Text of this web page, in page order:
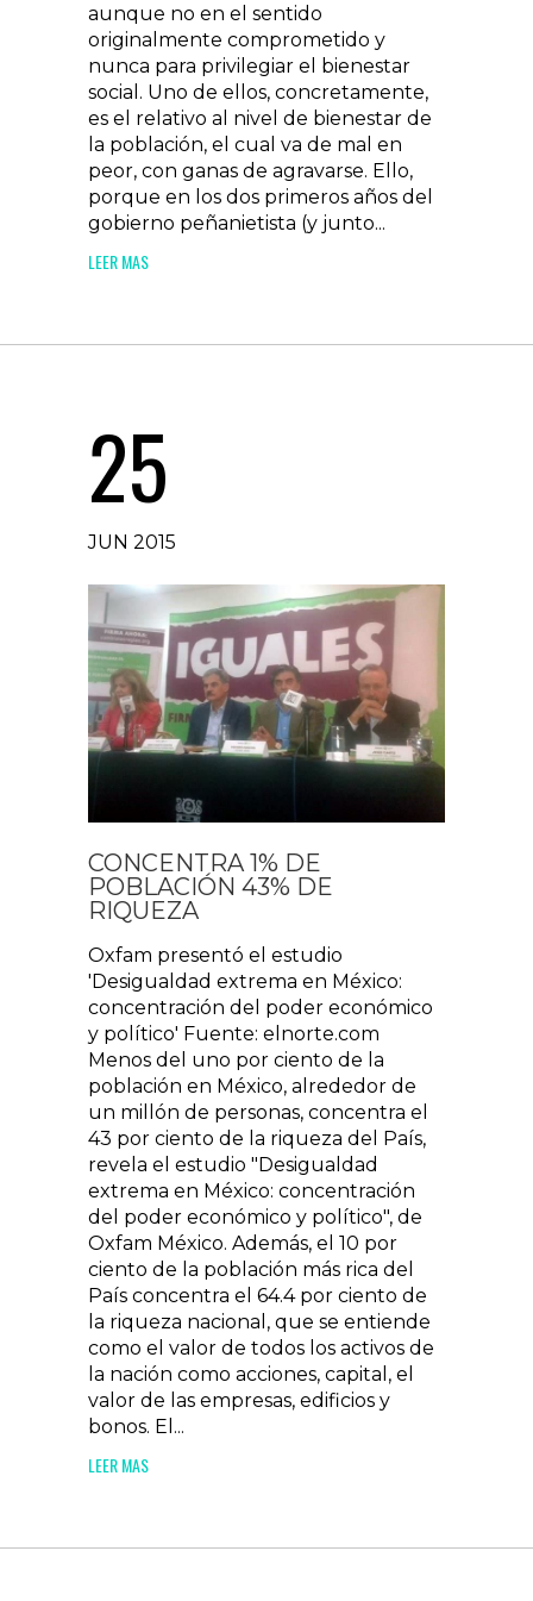
aunque no en el sentido
originalmente comprometido y
nunca para privilegiar el bienestar
social. Uno de ellos, concretamente,
es el relativo al nivel de bienestar de
la población, el cual va de mal en
peor, con ganas de agravarse. Ello,
porque en los dos primeros años del
gobierno peñanietista (y junto...
LEER MAS
25
JUN 2015
CONCENTRA 1% DE
POBLACIÓN 43% DE
RIQUEZA
Oxfam presentó el estudio
'Desigualdad extrema en México:
concentración del poder económico
y político' Fuente: elnorte.com
Menos del uno por ciento de la
población en México, alrededor de
un millón de personas, concentra el
43 por ciento de la riqueza del País,
revela el estudio "Desigualdad
extrema en México: concentración
del poder económico y político", de
Oxfam México. Además, el 10 por
ciento de la población más rica del
País concentra el 64.4 por ciento de
la riqueza nacional, que se entiende
como el valor de todos los activos de
la nación como acciones, capital, el
valor de las empresas, edificios y
bonos. El...
LEER MAS